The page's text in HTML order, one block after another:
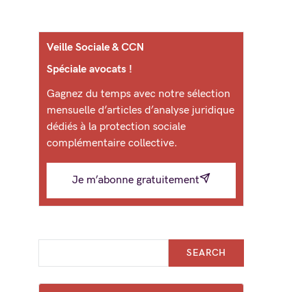
Veille Sociale & CCN
Spéciale avocats !
Gagnez du temps avec notre sélection
mensuelle d’articles d’analyse juridique
dédiés à la protection sociale
complémentaire collective.
Je m’abonne gratuitement
SEARCH